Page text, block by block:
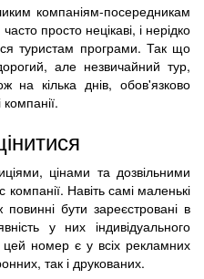
компаніям-посередникам
просто нецікаві, і нерідко
туристам програми. Так що
але незвичайний тур,
на кілька днів, обов'язково
цінами та дозвільними
Навіть самі маленькі
бути зареєстровані в
у них індивідуального
цей номер є у всіх рекламних
так і друкованих.